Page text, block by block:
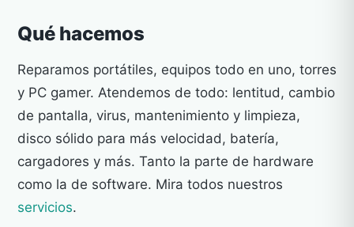
Qué hacemos
Reparamos portátiles, equipos todo en uno, torres
y PC gamer. Atendemos de todo: lentitud, cambio
de pantalla, virus, mantenimiento y limpieza,
disco sólido para más velocidad, batería,
cargadores y más. Tanto la parte de hardware
como la de software. Mira todos nuestros
servicios.